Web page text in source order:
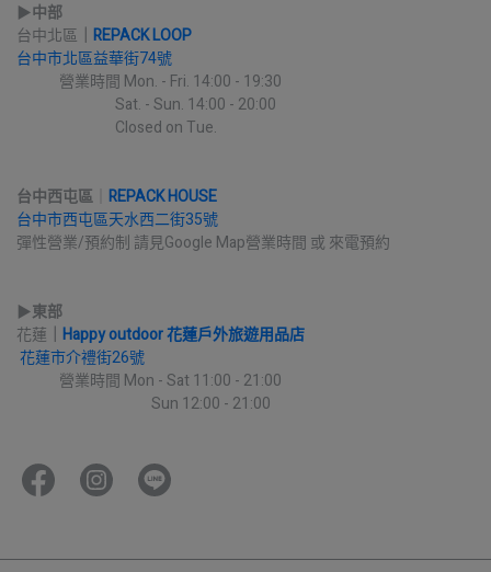
▶︎中部
台中北區
REPACK LOOP
台中市北區益華街74號
營業時間 Mon. - Fri. 14:00 - 19:30
Sat. - Sun. 14:00 - 20:00
Closed on Tue.
台中西屯區
REPACK HOUSE
台中市西屯區天水西二街35號
彈性營業/預約制 請見Google Map營業時間 或 來電預約
▶︎東部
花蓮
Happy outdoor 花蓮戶外旅遊用品店
花蓮市介禮街26號
營業時間 Mon - Sat 11:00 - 21:00
Sun 12:00 - 21:00